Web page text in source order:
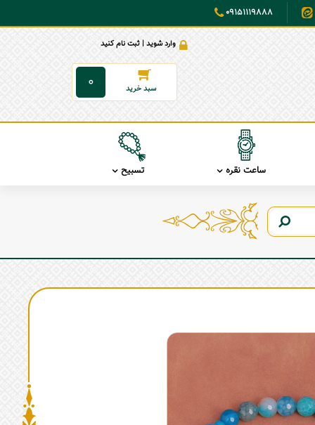
09151119888
وارد شوید | ثبت نام کنید
0
ساعت نقره تسبیح